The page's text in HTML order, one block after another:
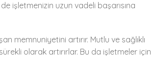
işletmenizin uzun vadeli başarısına
memnuniyetini artırır. Mutlu ve sağlıklı
olarak artırırlar. Bu da işletmeler için